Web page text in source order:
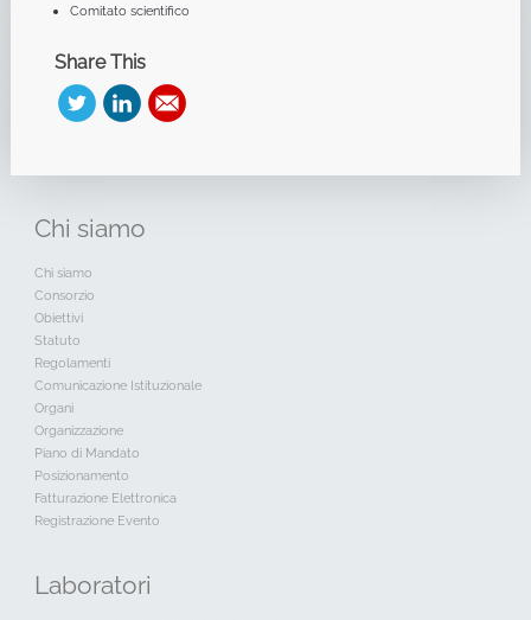
Comitato scientifico
Share This
Chi siamo
Chi siamo
Consorzio
Obiettivi
Statuto
Regolamenti
Comunicazione Istituzionale
Organi
Organizzazione
Piano di Mandato
Posizionamento
Fatturazione Elettronica
Registrazione Evento
Laboratori